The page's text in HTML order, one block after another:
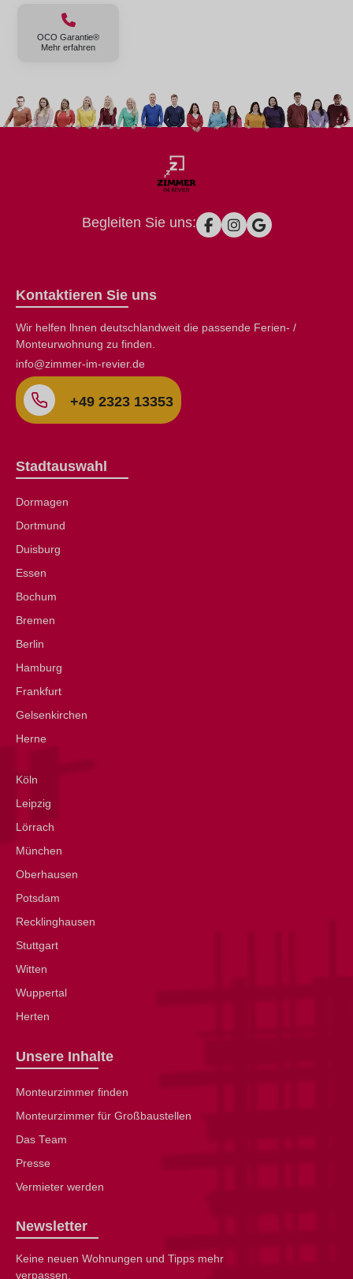
OCO Garantie®
Mehr erfahren
Begleiten Sie uns:
Kontaktieren Sie uns
Wir helfen lhnen deutschlandweit die passende Ferien- /
Monteurwohnung zu finden.
info@zimmer-im-revier.de
+49 2323 13353
Stadtauswahl
Dormagen
Dortmund
Duisburg
Essen
Bochum
Bremen
Berlin
Hamburg
Frankfurt
Gelsenkirchen
Herne
Köln
Leipzig
Lörrach
München
Oberhausen
Potsdam
Recklinghausen
Stuttgart
Witten
Wuppertal
Herten
Unsere Inhalte
Monteurzimmer finden
Monteurzimmer für Großbaustellen
Das Team
Presse
Vermieter werden
Newsletter
Keine neuen Wohnungen und Tipps mehr
verpassen.